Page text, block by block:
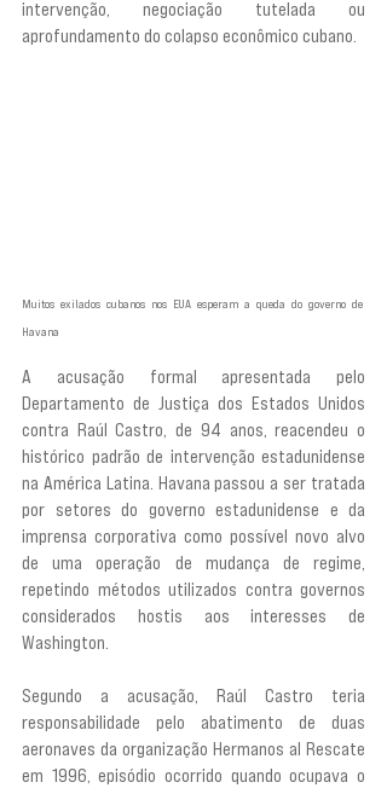
intervenção, negociação tutelada ou
aprofundamento do colapso econômico cubano.
Muitos exilados cubanos nos EUA esperam a queda do governo de
Havana
A acusação formal apresentada pelo
Departamento de Justiça dos Estados Unidos
contra Raúl Castro, de 94 anos, reacendeu o
histórico padrão de intervenção estadunidense
na América Latina. Havana passou a ser tratada
por setores do governo estadunidense e da
imprensa corporativa como possível novo alvo
de uma operação de mudança de regime,
repetindo métodos utilizados contra governos
considerados hostis aos interesses de
Washington.
Segundo a acusação, Raúl Castro teria
responsabilidade pelo abatimento de duas
aeronaves da organização Hermanos al Rescate
em 1996, episódio ocorrido quando ocupava o